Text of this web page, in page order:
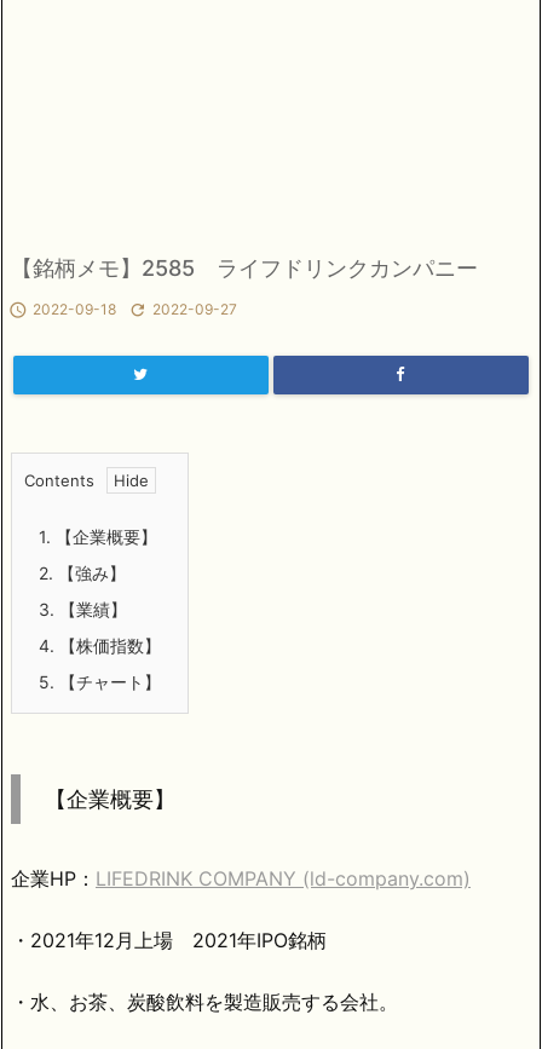
【銘柄メモ】2585 ライフドリンクカンパニー
 2022-09-18  2022-09-27
Contents
1. 【企業概要】
2. 【強み】
3. 【業績】
4. 【株価指数】
5. 【チャート】
【企業概要】
企業HP： LIFEDRINK COMPANY (ld-company.com)
・2021年12月上場 2021年IPO銘柄
・水、お茶、炭酸飲料を製造販売する会社。